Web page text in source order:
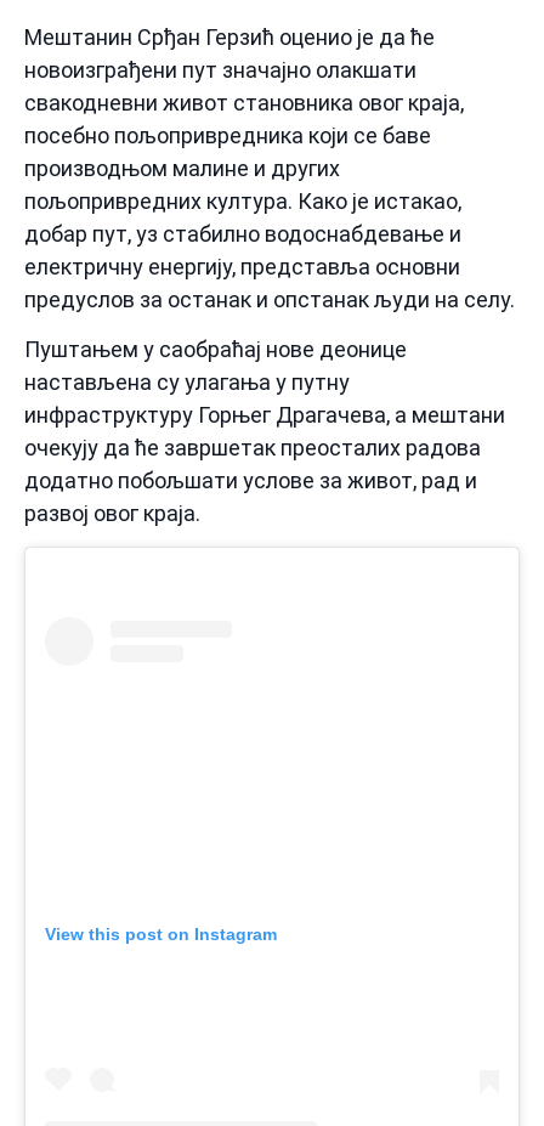
Мештанин Срђан Герзић оценио је да ће
новоизграђени пут значајно олакшати
свакодневни живот становника овог краја,
посебно пољопривредника који се баве
производњом малине и других
пољопривредних култура. Како је истакао,
добар пут, уз стабилно водоснабдевање и
електричну енергију, представља основни
предуслов за останак и опстанак људи на селу.
Пуштањем у саобраћај нове деонице
настављена су улагања у путну
инфраструктуру Горњег Драгачева, а мештани
очекују да ће завршетак преосталих радова
додатно побољшати услове за живот, рад и
развој овог краја.
View this post on Instagram